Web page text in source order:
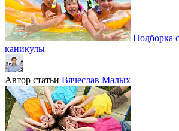
Подборка
каникулы
Автор статьи Вячеслав Малых